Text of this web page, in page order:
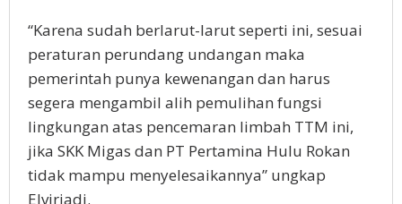
“Karena sudah berlarut-larut seperti ini, sesuai
peraturan perundang undangan maka
pemerintah punya kewenangan dan harus
segera mengambil alih pemulihan fungsi
lingkungan atas pencemaran limbah TTM ini,
jika SKK Migas dan PT Pertamina Hulu Rokan
tidak mampu menyelesaikannya” ungkap
Elviriadi.